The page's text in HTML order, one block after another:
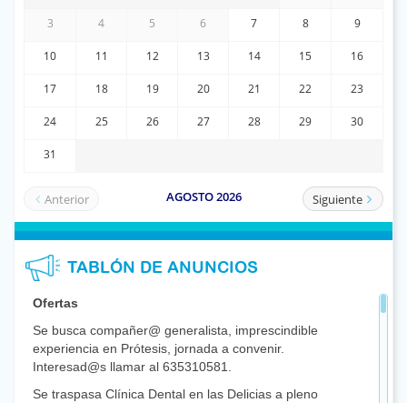
TABLÓN DE ANUNCIOS
Ofertas
Se busca compañer@ generalista, imprescindible
experiencia en Prótesis, jornada a convenir.
Interesad@s llamar al 635310581.
Se traspasa Clínica Dental en las Delicias a pleno